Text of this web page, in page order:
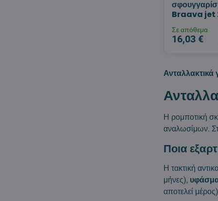
Braava jet
Σε απόθεμα
16,03 €
Ανταλλακτικά
Η ρομποτική
αναλωσίμων.
Ποια
Η τακτική
μήνες),
αποτελεί